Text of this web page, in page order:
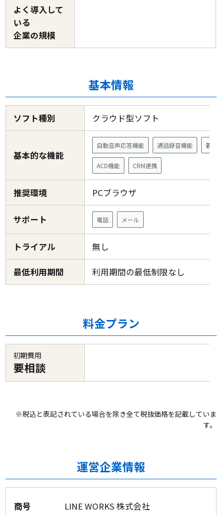
よく導入して
いる
企業の規模
基本情報
ソフト種別 クラウド型ソフト
基本的な機能
自動音声応答機能 通話録音機能 着信
ACD機能 CRM連携
推奨環境 PCブラウザ
サポート 電話 メール
トライアル 無し
最低利用期間 利用期間の最低制限なし
料金プラン
初期費用
要相談
※税込と表記されている場合を除き全て税抜価格を記載していま
す。
運営企業情報
商号 LINE WORKS 株式会社